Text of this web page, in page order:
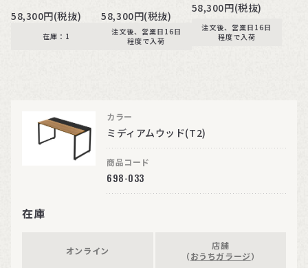
58,300円(税抜)
在庫：1
58,300円(税抜)
注文後、営業日16日
程度で入荷
58,300円(税抜)
注文後、営業日16日
程度で入荷
カラー
ミディアムウッド(T2)
商品コード
698-033
在庫
オンライン
店舗
（おうちガラージ）